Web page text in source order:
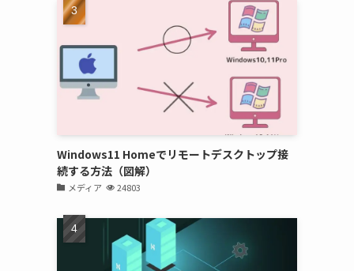
Windows11 Homeでリモートデスクトップ接
続する方法（図解）
メディア 24803